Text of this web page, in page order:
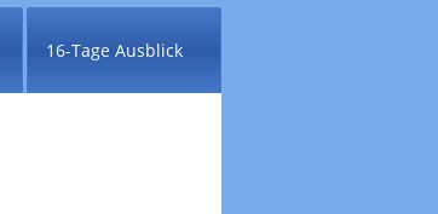
16-Tage Ausblick